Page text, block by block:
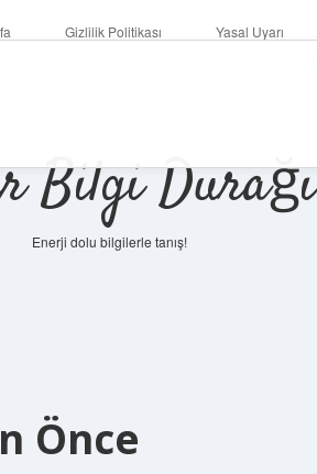
Gizlilik Politikası Yasal Uyarı
Bilgi Durağı
Enerji dolu bilgilerle tanış!
Önce